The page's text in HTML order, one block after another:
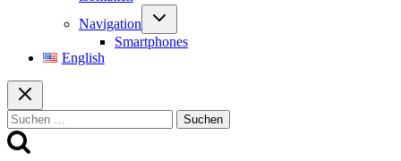
Navigation
Untermenü
umschalten
Smartphones
English
Suchen
nach: